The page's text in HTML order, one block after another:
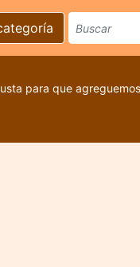
para que